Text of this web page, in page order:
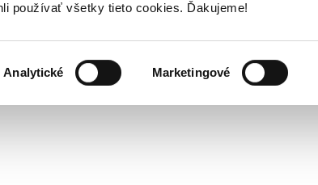
používať všetky tieto cookies. Ďakujeme!
Analytické Marketingové